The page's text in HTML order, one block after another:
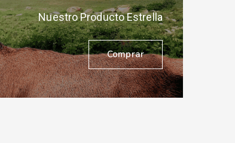
Nuestro Producto Estrella
Comprar